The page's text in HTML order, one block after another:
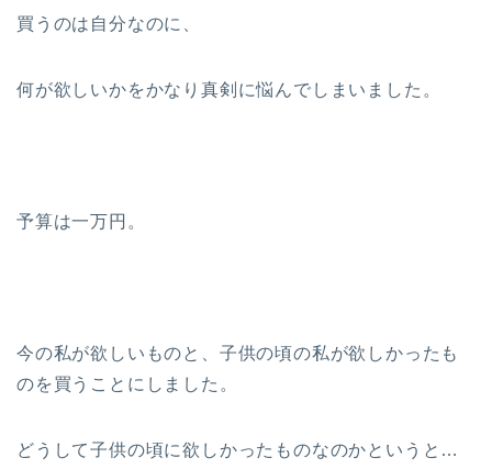
買うのは自分なのに、
何が欲しいかをかなり真剣に悩んでしまいました。
予算は一万円。
今の私が欲しいものと、子供の頃の私が欲しかったも
のを買うことにしました。
どうして子供の頃に欲しかったものなのかというと…